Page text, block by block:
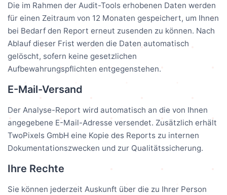
Die im Rahmen der Audit-Tools erhobenen Daten werden
für einen Zeitraum von 12 Monaten gespeichert, um Ihnen
bei Bedarf den Report erneut zusenden zu können. Nach
Ablauf dieser Frist werden die Daten automatisch
gelöscht, sofern keine gesetzlichen
Aufbewahrungspflichten entgegenstehen.
E-Mail-Versand
Der Analyse-Report wird automatisch an die von Ihnen
angegebene E-Mail-Adresse versendet. Zusätzlich erhält
TwoPixels GmbH eine Kopie des Reports zu internen
Dokumentationszwecken und zur Qualitätssicherung.
Ihre Rechte
Sie können jederzeit Auskunft über die zu Ihrer Person